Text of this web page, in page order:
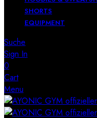
SHORTS
EQUIPMENT
Suche
Sign In
0
Cart
Menu